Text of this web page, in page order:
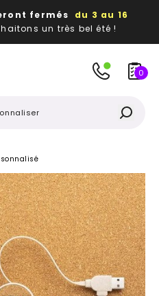
fermés du 3 au 16
un très bel été !
0